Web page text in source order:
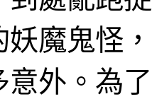
妖魔鬼怪
意外。為